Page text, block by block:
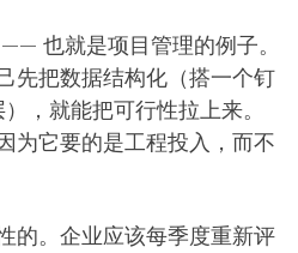
也就是项目管理的例子。
先把数据结构化（搭一个钉
，就能把可行性拉上来。
为它要的是工程投入，而不
的。企业应该每季度重新评